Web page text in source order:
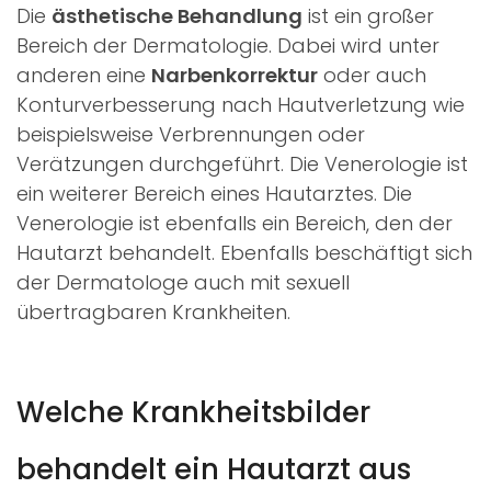
Die ästhetische Behandlung ist ein großer
Bereich der Dermatologie. Dabei wird unter
anderen eine Narbenkorrektur oder auch
Konturverbesserung nach Hautverletzung wie
beispielsweise Verbrennungen oder
Verätzungen durchgeführt. Die Venerologie ist
ein weiterer Bereich eines Hautarztes. Die
Venerologie ist ebenfalls ein Bereich, den der
Hautarzt behandelt. Ebenfalls beschäftigt sich
der Dermatologe auch mit sexuell
übertragbaren Krankheiten.
Welche Krankheitsbilder
behandelt ein Hautarzt aus